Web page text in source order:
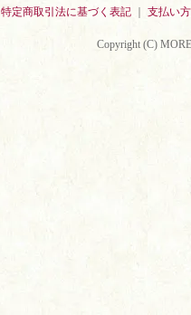
特定商取引法に基づく表記 支払い
Copyright (C)